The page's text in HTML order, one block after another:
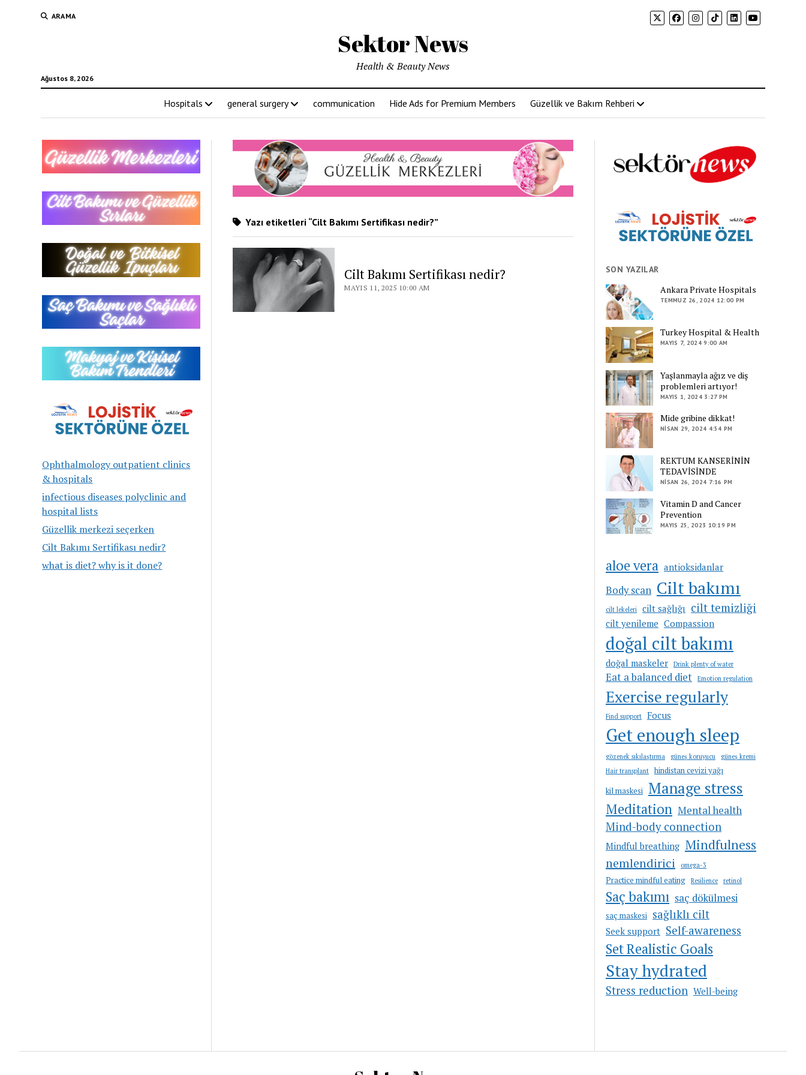
ARAMA
Sektor News
Ağustos 8, 2026
Health & Beauty News
Hospitals general surgery communication Hide Ads for Premium Members Güzellik ve Bakım Rehberi
Ophthalmology outpatient clinics
& hospitals
infectious diseases polyclinic and
hospital lists
Güzellik merkezi seçerken
Cilt Bakımı Sertifikası nedir?
what is diet? why is it done?
Yazı etiketleri “Cilt Bakımı Sertifikası nedir?”
Cilt Bakımı Sertifikası nedir?
MAYIS 11, 2025 10:00 AM
SON YAZILAR
Ankara Private Hospitals
TEMMUZ 26, 2024 12:00 PM
Turkey Hospital & Health
MAYIS 7, 2024 9:00 AM
Yaşlanmayla ağız ve diş
problemleri artıyor!
MAYIS 1, 2024 3:27 PM
Mide gribine dikkat!
NISAN 29, 2024 4:54 PM
REKTUM KANSERİNİN
TEDAVİSİNDE
NISAN 26, 2024 7:16 PM
Vitamin D and Cancer
Prevention
MAYIS 25, 2023 10:19 PM
aloe vera antioksidanlar
Body scan Cilt bakımı
cilt lekeleri cilt sağlığı cilt temizliği
cilt yenileme Compassion
doğal cilt bakımı
doğal maskeler Drink plenty of water
Eat a balanced diet Emotion regulation
Exercise regularly
Find support Focus
Get enough sleep
gözenek sıkılaştırma güneş koruyucu
güneş kremi
Hair transplant
hindistan cevizi yağı
kil maskesi Manage stress
Meditation Mental health
Mind-body connection
Mindful breathing Mindfulness
nemlendirici omega-3
Practice mindful eating Resilience retinol
Saç bakımı saç dökülmesi
saç maskesi sağlıklı cilt
Seek support Self-awareness
Set Realistic Goals
Stay hydrated
Stress reduction Well-being